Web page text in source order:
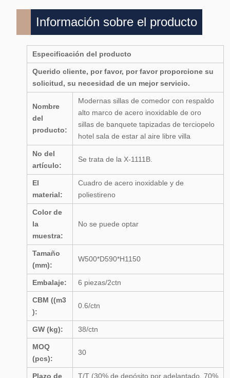
Información sobre el producto
Especificación del producto
Querido cliente, por favor, por favor proporcione su
solicitud, su necesidad de un mejor servicio.
Nombre
del
producto:
Modernas sillas de comedor con respaldo
alto marco de acero inoxidable de oro
sillas de banquete tapizadas de terciopelo
hotel sala de estar al aire libre villa
No del
artículo:
Se trata de la X-1111B.
El
material:
Cuadro de acero inoxidable y de
poliestireno
Color de
la
muestra:
No se puede optar
Tamaño
(mm):
W500*D590*H1150
Embalaje: 6 piezas/2ctn
CBM ((m3
):
0.6/ctn
GW (kg): 38/ctn
MOQ
(pcs):
30
Plazo de
T/T (30% de depósito por adelantado, 70%